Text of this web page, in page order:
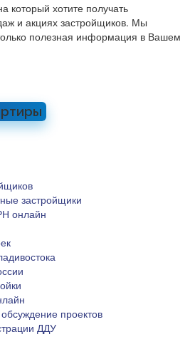
который хотите получать
и акциях застройщиков. Мы
полезная информация в Вашем
застройщики
онлайн
проектов
ДДУ